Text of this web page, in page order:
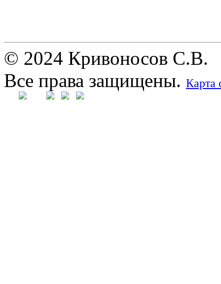
© 2024 Кривоносов С.В.
Все права защищены. Карта